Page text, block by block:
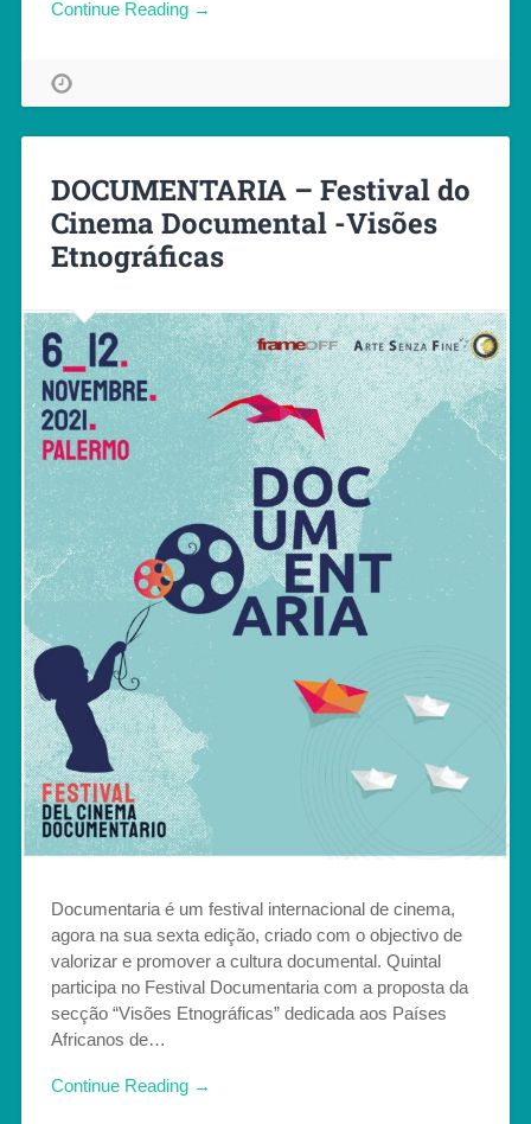
Continue Reading →
DOCUMENTARIA – Festival do
Cinema Documental -Visões
Etnográficas
Documentaria é um festival internacional de cinema,
agora na sua sexta edição, criado com o objectivo de
valorizar e promover a cultura documental. Quintal
participa no Festival Documentaria com a proposta da
secção “Visões Etnográficas” dedicada aos Países
Africanos de…
Continue Reading →